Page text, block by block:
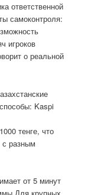
ответственной
самоконтроля:
игроков
о реальной
Kaspi
тенге, что
с разным
от 5 минут
крупных